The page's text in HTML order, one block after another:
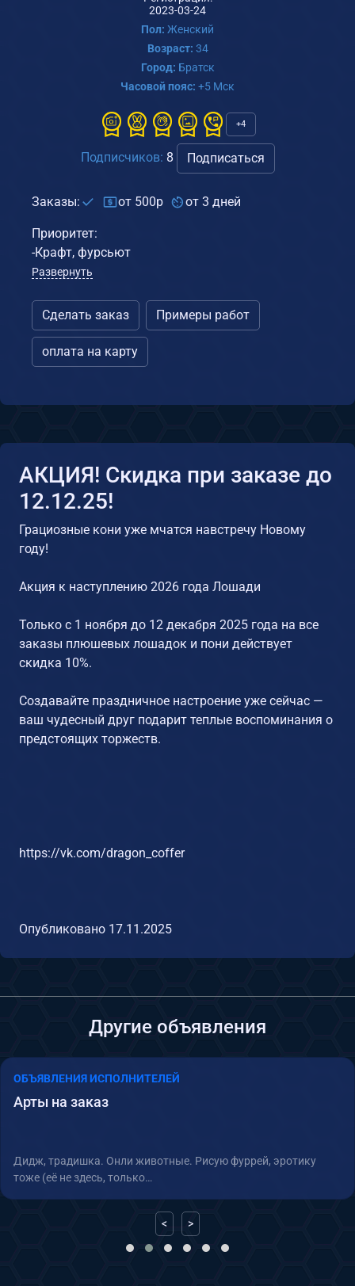
2023-03-24
Пол: Женский
Возраст: 34
Город: Братск
Часовой пояс: +5 Мск
+4
Подписчиков: 8 Подписаться
Заказы: от 500р от 3 дней
Приоритет:
-Крафт, фурсьют
Развернуть
Сделать заказ Примеры работ
оплата на карту
АКЦИЯ! Скидка при заказе до
12.12.25!
Грациозные кони уже мчатся навстречу Новому
году!
Акция к наступлению 2026 года Лошади
Только с 1 ноября до 12 декабря 2025 года на все
заказы плюшевых лошадок и пони действует
скидка 10%.
Создавайте праздничное настроение уже сейчас —
ваш чудесный друг подарит теплые воспоминания о
предстоящих торжеств.
https://vk.com/dragon_coffer
Опубликовано 17.11.2025
Другие объявления
ОБЪЯВЛЕНИЯ ИСПОЛНИТЕЛЕЙ
Арты на заказ
Дидж, традишка. Онли животные. Рисую фуррей, эротику
тоже (её не здесь, только…
< >